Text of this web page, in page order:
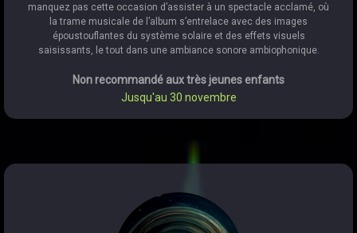
manquez pas cette occasion d’assister à un spectacle acclamé, où
la trame musicale de l’album s’entrelace avec des images
époustouflantes du système solaire et des effets visuels
saisissants, le tout dans une ambiance sonore ambiophonique.
Non recommandé aux très jeunes enfants
Jusqu'au 30 novembre